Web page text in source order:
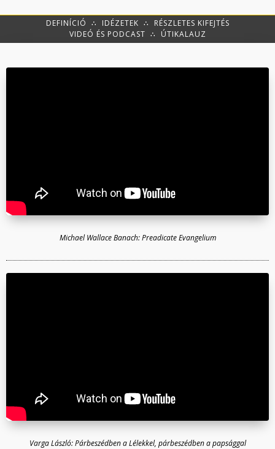
DEFINÍCIÓ ∴ IDÉZETEK ∴ RÉSZLETES KIFEJTÉS
VIDEÓ ÉS PODCAST ∴ ÚTIKALAUZ
Michael Wallace Banach: Preadicate Evangelium
Varga László: Párbeszédben a Lélekkel, párbeszédben a papsággal